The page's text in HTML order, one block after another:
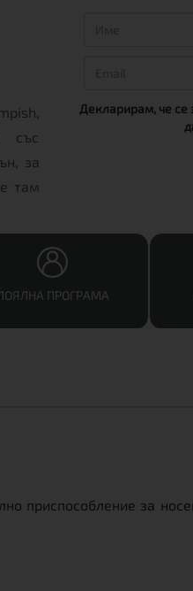
със
за
там
Декларирам, че се
ПРОГРАМА
приспособление за